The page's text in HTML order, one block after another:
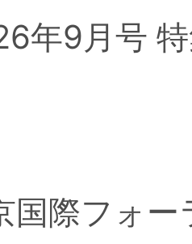
年9月号
国際フォ